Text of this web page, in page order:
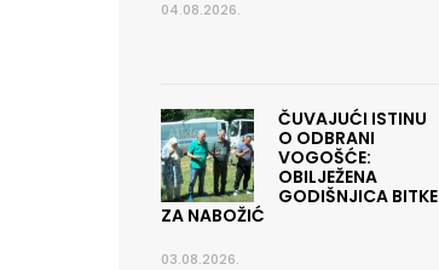
04.08.2026.
ČUVAJUĆI ISTINU
O ODBRANI
VOGOŠĆE:
OBILJEŽENA
GODIŠNJICA BITKE
ZA NABOŽIĆ
03.08.2026.